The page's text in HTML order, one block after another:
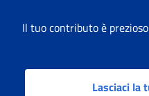
Il tuo contributo è
Lasciaci la